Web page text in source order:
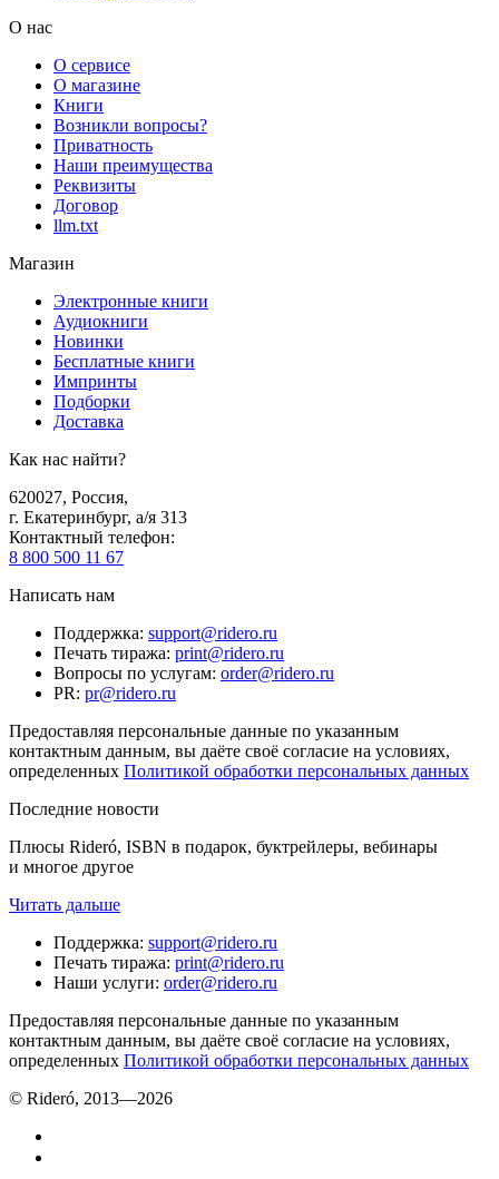
О нас
О сервисе
О магазине
Книги
Возникли вопросы?
Приватность
Наши преимущества
Реквизиты
Договор
llm.txt
Магазин
Электронные книги
Аудиокниги
Новинки
Бесплатные книги
Импринты
Подборки
Доставка
Как нас найти?
620027, Россия,
г. Екатеринбург, а/я 313
Контактный телефон:
8 800 500 11 67
Написать нам
Поддержка: support@ridero.ru
Печать тиража: print@ridero.ru
Вопросы по услугам: order@ridero.ru
PR: pr@ridero.ru
Предоставляя персональные данные по указанным
контактным данным, вы даёте своё согласие на условиях,
определенных Политикой обработки персональных данных
Последние новости
Плюсы Rideró, ISBN в подарок, буктрейлеры, вебинары
и многое другое
Читать дальше
Поддержка: support@ridero.ru
Печать тиража: print@ridero.ru
Наши услуги: order@ridero.ru
Предоставляя персональные данные по указанным
контактным данным, вы даёте своё согласие на условиях,
определенных Политикой обработки персональных данных
© Rideró, 2013—2026